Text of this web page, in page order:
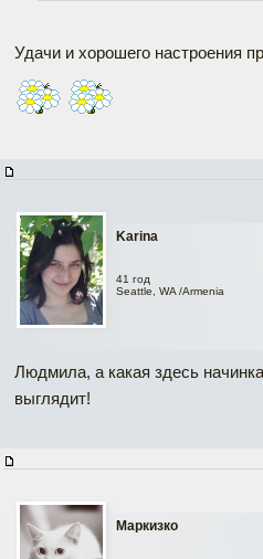
Удачи и хорошего настроения
Karina
41 год
Seattle, WA /Armenia
Людмила, а какая здесь
выглядит!
Маркизко